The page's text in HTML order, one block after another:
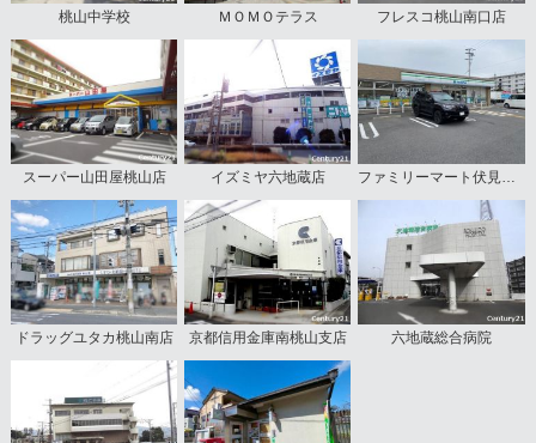
桃山中学校 ＭＯＭＯテラス フレスコ桃山南口店
スーパー山田屋桃山店 イズミヤ六地蔵店 ファミリーマート伏見桃山南店
ドラッグユタカ桃山南店 京都信用金庫南桃山支店 六地蔵総合病院